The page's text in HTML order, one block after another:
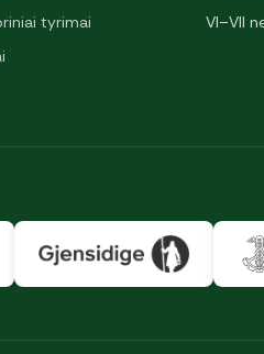
tyrimai
VI–VII